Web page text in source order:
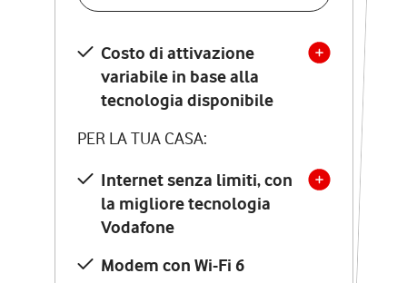
Costo di attivazione
variabile in base alla
tecnologia disponibile
PER LA TUA CASA:
Internet senza limiti, con
la migliore tecnologia
Vodafone
Modem con Wi-Fi 6
Costo di attivazione
variabile in base alla
tecnologia disponibile
PER LA TUA CASA:
Internet senza limiti, con
la migliore tecnologia
Vodafone
Modem Seven con Wi-Fi 7
Chiamate illimitate verso
numeri fissi e mobili